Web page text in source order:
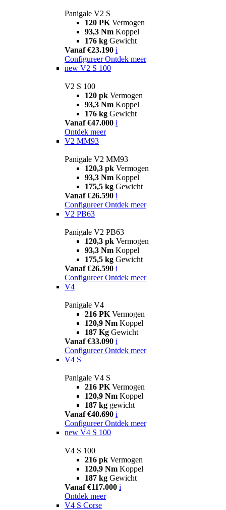
Panigale V2 S
120 PK Vermogen
93,3 Nm Koppel
176 kg Gewicht
Vanaf €23.190 i
Configureer Ontdek meer
new V2 S 100
V2 S 100
120 pk Vermogen
93,3 Nm Koppel
176 kg Gewicht
Vanaf €47.000 i
Ontdek meer
V2 MM93
Panigale V2 MM93
120,3 pk Vermogen
93,3 Nm Koppel
175,5 kg Gewicht
Vanaf €26.590 i
Configureer Ontdek meer
V2 PB63
Panigale V2 PB63
120,3 pk Vermogen
93,3 Nm Koppel
175,5 kg Gewicht
Vanaf €26.590 i
Configureer Ontdek meer
V4
Panigale V4
216 PK Vermogen
120,9 Nm Koppel
187 Kg Gewicht
Vanaf €33.090 i
Configureer Ontdek meer
V4 S
Panigale V4 S
216 PK Vermogen
120,9 Nm Koppel
187 kg gewicht
Vanaf €40.690 i
Configureer Ontdek meer
new V4 S 100
V4 S 100
216 pk Vermogen
120,9 Nm Koppel
187 kg Gewicht
Vanaf €117.000 i
Ontdek meer
V4 S Corse